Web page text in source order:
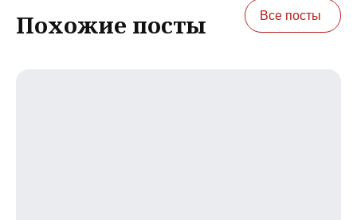
Похожие посты Все посты